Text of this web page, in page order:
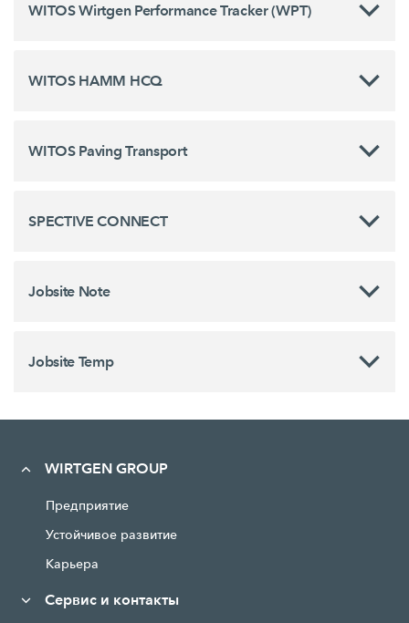
WITOS Wirtgen Performance Tracker (WPT)
WITOS HAMM HCQ
WITOS Paving Transport
SPECTIVE CONNECT
Jobsite Note
Jobsite Temp
WIRTGEN GROUP
Предприятие
Устойчивое развитие
Карьера
Сервис и контакты